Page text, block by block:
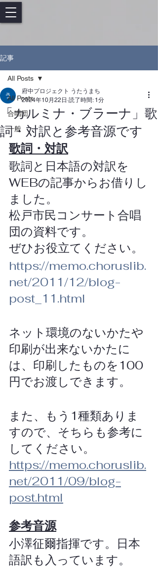
記事
All Posts
合唱団
一般
All Posts
「カルミナ・ブラーナ」歌
詞・対訳と参考音源です
府中プロジェクト うたうまち
2024年10月22日 読了時間: 1分
歌詞・対訳
歌詞と日本語の対訳を
WEBの記事からお借りし
ました。
松戸市民コンサート合唱
団の資料です。
ぜひお役立てください。
https://memo.choruslib.
net/2011/12/blog-
post_11.html
ネット環境のないかたや
印刷が出来ないかたに
は、印刷したものを100
円でお渡しできます。
また、もう1種類ありま
すので、そちらも参考に
してください。
https://memo.choruslib.
net/2011/09/blog-
post.html
参考音源
小澤征爾指揮です。日本
語訳も入っています。